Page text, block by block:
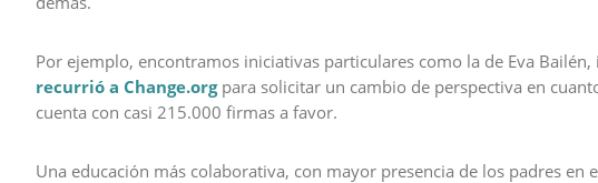
Por ejemplo, encontramos iniciativas particulares como la de Eva
recurrió a Change.org para solicitar un cambio de perspectiva en
cuenta con casi 215.000 firmas a favor.
Una educación más colaborativa, con mayor presencia de los padres en